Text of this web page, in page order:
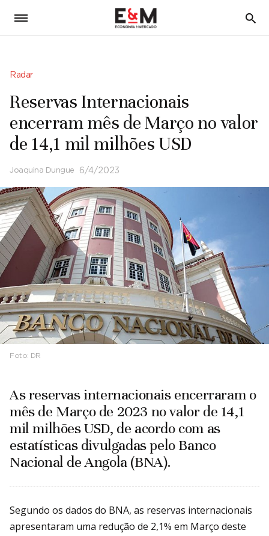
5
Radar
Reservas Internacionais
encerram mês de Março no valor
de 14,1 mil milhões USD
Joaquina Dungue 6/4/2023
Foto: DR
As reservas internacionais encerraram o
mês de Março de 2023 no valor de 14,1
mil milhões USD, de acordo com as
estatísticas divulgadas pelo Banco
Nacional de Angola (BNA).
Segundo os dados do BNA, as reservas internacionais
apresentaram uma redução de 2,1% em Março deste